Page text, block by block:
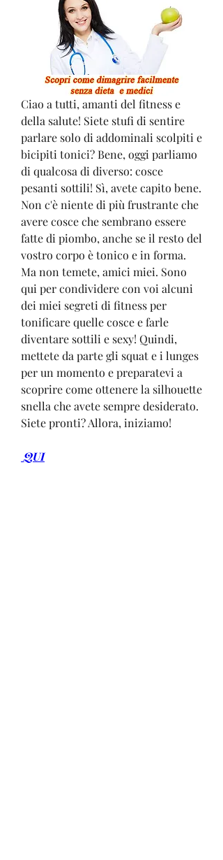
Ciao a tutti, amanti del fitness e
della salute! Siete stufi di sentire
parlare solo di addominali scolpiti e
bicipiti tonici? Bene, oggi parliamo
di qualcosa di diverso: cosce
pesanti sottili! Sì, avete capito bene.
Non c'è niente di più frustrante che
avere cosce che sembrano essere
fatte di piombo, anche se il resto del
vostro corpo è tonico e in forma.
Ma non temete, amici miei. Sono
qui per condividere con voi alcuni
dei miei segreti di fitness per
tonificare quelle cosce e farle
diventare sottili e sexy! Quindi,
mettete da parte gli squat e i lunges
per un momento e preparatevi a
scoprire come ottenere la silhouette
snella che avete sempre desiderato.
Siete pronti? Allora, iniziamo!
QUI